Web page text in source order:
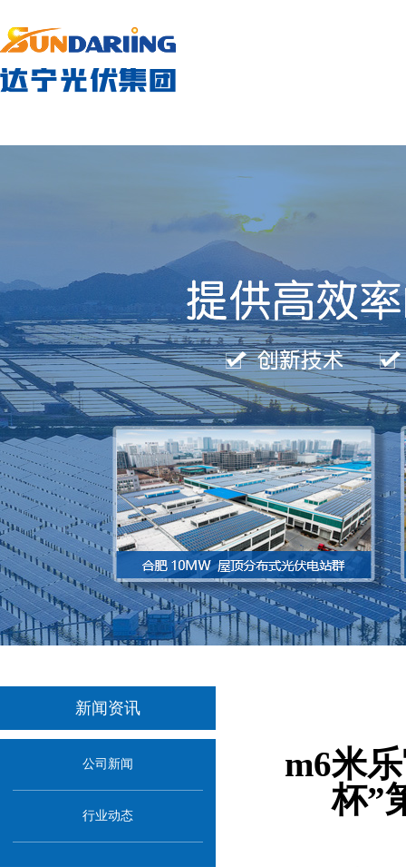
新闻资讯
公司新闻
行业动态
m6米
杯”